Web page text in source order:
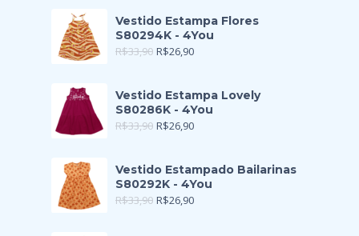
Vestido Estampa Flores
S80294K - 4You
R$33,90 R$26,90
Vestido Estampa Lovely
S80286K - 4You
R$33,90 R$26,90
Vestido Estampado Bailarinas
S80292K - 4You
R$33,90 R$26,90